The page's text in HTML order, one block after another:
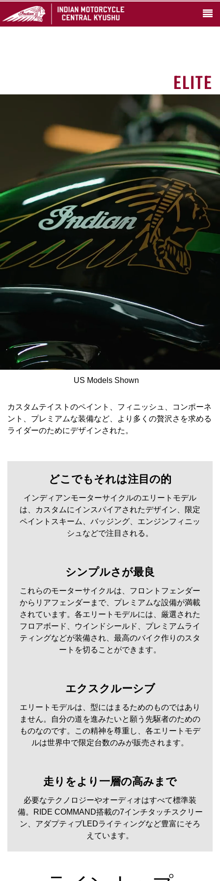
ELITE
US Models Shown
カスタムテイストのペイント、フィニッシュ、コンポーネ
ント、プレミアムな装備など、より多くの贅沢さを求める
ライダーのためにデザインされた。
どこでもそれは注目の的
インディアンモーターサイクルのエリートモデル
は、カスタムにインスパイアされたデザイン、限定
ペイントスキーム、バッジング、エンジンフィニッ
シュなどで注目される。
シンプルさが最良
これらのモーターサイクルは、フロントフェンダー
からリアフェンダーまで、プレミアムな設備が満載
されています。各エリートモデルには、厳選された
フロアボード、ウインドシールド、プレミアムライ
ティングなどが装備され、最高のバイク作りのスタ
ートを切ることができます。
エクスクルーシブ
エリートモデルは、型にはまるためのものではあり
ません。自分の道を進みたいと願う先駆者のための
ものなのです。この精神を尊重し、各エリートモデ
ルは世界中で限定台数のみが販売されます。
走りをより一層の高みまで
必要なテクノロジーやオーディオはすべて標準装
備。RIDE COMMAND搭載の7インチタッチスクリー
ン、アダプティブLEDライティングなど豊富にそろ
えています。